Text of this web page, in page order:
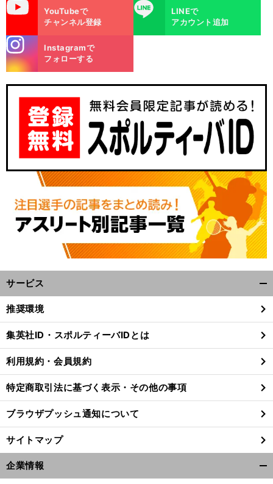
YouTubeで
チャンネル登録
LINE
LINEで
アカウント追加
m
Instagramで
フォローする
サービス
閉
る
推奨環境
集英社ID・スポルティーバIDとは
利用規約・会員規約
特定商取引法に基づく表示・その他の事項
ブラウザプッシュ通知について
サイトマップ
企業情報